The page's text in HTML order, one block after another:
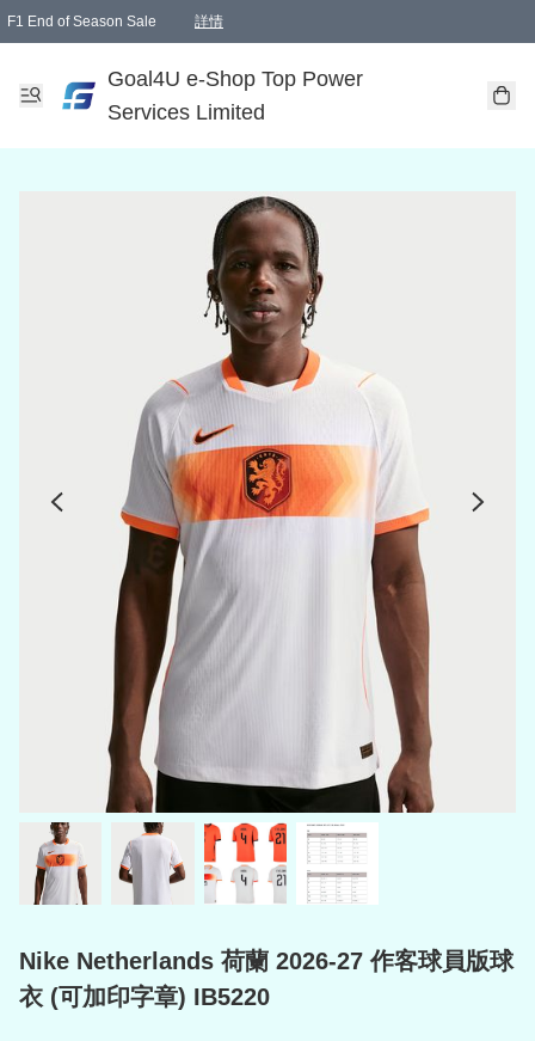
F1 End of Season Sale 詳情
Goal4U e-Shop Top Power
Services Limited
Nike Netherlands 荷蘭 2026-27 作客球員版球
衣 (可加印字章) IB5220